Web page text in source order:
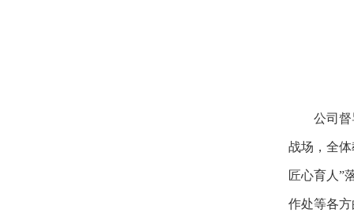
公司
战场，全
匠心育人”
作处等各